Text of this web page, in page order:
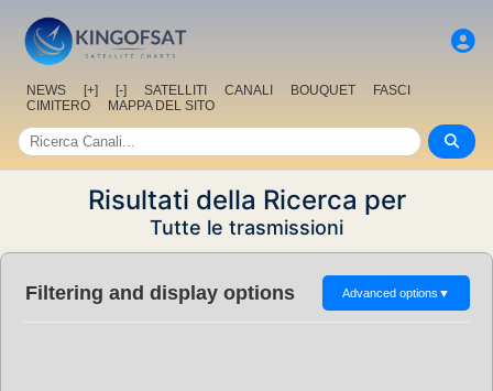
NEWS [+] [-] SATELLITI CANALI BOUQUET
FASCI
CIMITERO
MAPPA DEL SITO
Risultati della Ricerca per
Tutte le trasmissioni
Filtering and display options Advanced options ▼